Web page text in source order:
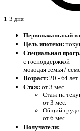
1-3 дня
Первоначальный
Цель ипотеки:
Специальная
с господдержкой
молодая семья /
Возраст: 20 - 64 лет
Стаж: от 3 мес.
Стаж на
от 3 мес.
Общий
от 6 мес.
Получатели: